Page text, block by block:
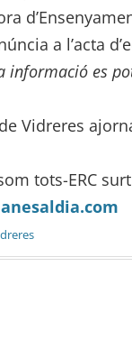
a l’acta
informació es
de Vidreres
tots-ERC